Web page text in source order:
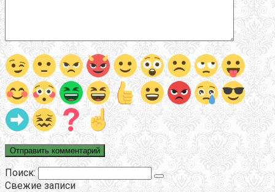
Поиск:
Свежие записи